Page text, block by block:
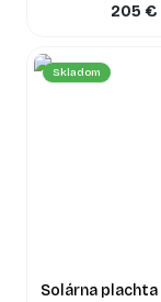
205 €
Skladom
Solárna plachta